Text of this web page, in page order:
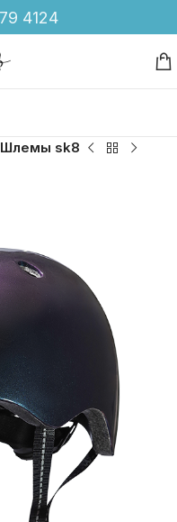
4124
Шлемы sk8